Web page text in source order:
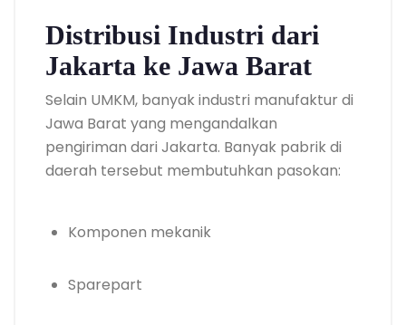
Distribusi Industri dari
Jakarta ke Jawa Barat
Selain UMKM, banyak industri manufaktur di
Jawa Barat yang mengandalkan
pengiriman dari Jakarta. Banyak pabrik di
daerah tersebut membutuhkan pasokan:
Komponen mekanik
Sparepart